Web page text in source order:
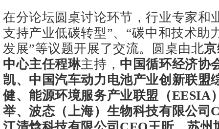
在分论坛圆桌讨论环节，行业专家和
支持产业低碳转型”、“碳中和技术助
发展”等议题开展了交流。圆桌由北
中心主任程琳主持， 中国循环经济协
凯、中国汽车动力电池产业创新联盟
健、能源环境服务产业联盟（EESIA
举、波态（上海）生物科技有限公司